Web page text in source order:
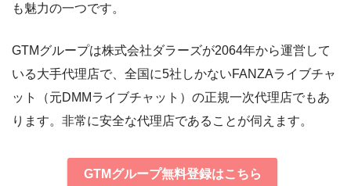
も魅力の一つです。
GTMグループは株式会社ダラーズが2064年から運営して
いる大手代理店で、全国に5社しかないFANZAライブチャ
ット（元DMMライブチャット）の正規一次代理店でもあ
ります。非常に安全な代理店であることが伺えます。
GTMグループ無料登録はこちら